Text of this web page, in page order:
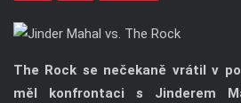
The Rock se nečekaně vrátil v
měl konfrontaci s Jinderem